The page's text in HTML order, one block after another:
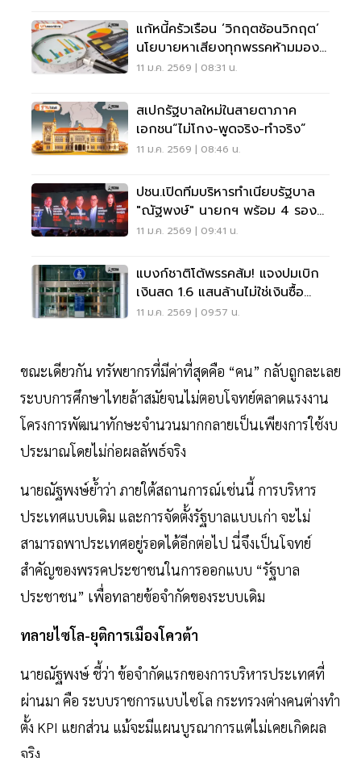
แก้หนี้ครัวเรือน ‘วิกฤตซ้อนวิกฤต’
นโยบายหาเสียงทุกพรรคห้ามมอง
ข้าม
11 ม.ค. 2569 | 08:31 น.
สเปกรัฐบาลใหม่ในสายตาภาค
เอกชน“ไม่โกง-พูดจริง-ทำจริง”
11 ม.ค. 2569 | 08:46 น.
ปชน.เปิดทีมบริหารทำเนียบรัฐบาล
"ณัฐพงษ์" นายกฯ พร้อม 4 รอง
นายกฯ
11 ม.ค. 2569 | 09:41 น.
แบงก์ชาติโต้พรรคส้ม! แจงปมเบิก
เงินสด 1.6 แสนล้านไม่ใช่เงินซื้อ
เสียง
11 ม.ค. 2569 | 09:57 น.
ขณะเดียวกัน ทรัพยากรที่มีค่าที่สุดคือ “คน” กลับถูกละเลย
ระบบการศึกษาไทยล้าสมัยจนไม่ตอบโจทย์ตลาดแรงงาน
โครงการพัฒนาทักษะจำนวนมากกลายเป็นเพียงการใช้งบ
ประมาณโดยไม่ก่อผลลัพธ์จริง
นายณัฐพงษ์ย้ำว่า ภายใต้สถานการณ์เช่นนี้ การบริหาร
ประเทศแบบเดิม และการจัดตั้งรัฐบาลแบบเก่า จะไม่
สามารถพาประเทศอยู่รอดได้อีกต่อไป นี่จึงเป็นโจทย์
สำคัญของพรรคประชาชนในการออกแบบ “รัฐบาล
ประชาชน” เพื่อทลายข้อจำกัดของระบบเดิม
ทลายไซโล-ยุติการเมืองโควต้า
นายณัฐพงษ์ ชี้ว่า ข้อจำกัดแรกของการบริหารประเทศที่
ผ่านมา คือ ระบบราชการแบบไซโล กระทรวงต่างคนต่างทำ
ตั้ง KPI แยกส่วน แม้จะมีแผนบูรณาการแต่ไม่เคยเกิดผล
จริง